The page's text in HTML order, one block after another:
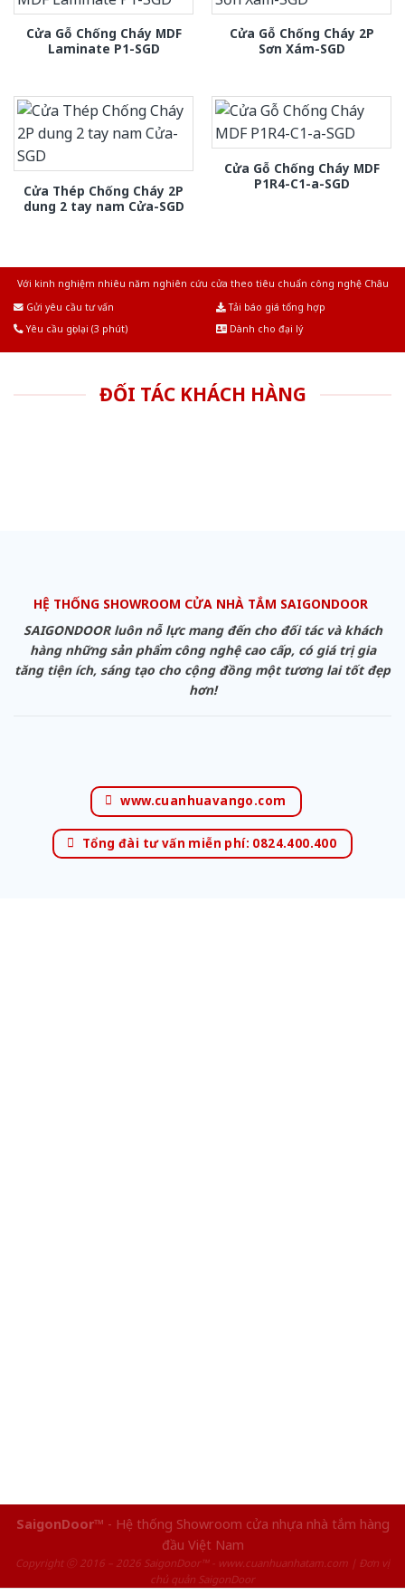
Cửa Gỗ Chống Cháy MDF
Laminate P1-SGD
Cửa Gỗ Chống Cháy 2P
Sơn Xám-SGD
Cửa Thép Chống Cháy 2P
dung 2 tay nam Cửa-SGD
Cửa Gỗ Chống Cháy MDF
P1R4-C1-a-SGD
Với kinh nghiệm nhiêu năm nghiên cứu cửa theo tiêu chuẩn công nghệ Châu
Gửi yêu cầu tư vấn
Tải báo giá tổng hợp
Yêu cầu gọi lại (3 phút)
Dành cho đại lý
ĐỐI TÁC KHÁCH HÀNG
HỆ THỐNG SHOWROOM CỬA NHÀ TẮM SAIGONDOOR
SAIGONDOOR luôn nỗ lực mang đến cho đối tác và khách
hàng những sản phẩm công nghệ cao cấp, có giá trị gia
tăng tiện ích, sáng tạo cho cộng đồng một tương lai tốt đẹp
hơn!
www.cuanhuavango.com
Tổng đài tư vấn miễn phí: 0824.400.400
SaigonDoor™ - Hệ thống Showroom cửa nhựa nhà tắm hàng
đầu Việt Nam
Copyright ⓒ 2016 – 2026 SaigonDoor™ - www.cuanhuanhatam.com | Đơn vị
chủ quản SaigonDoor